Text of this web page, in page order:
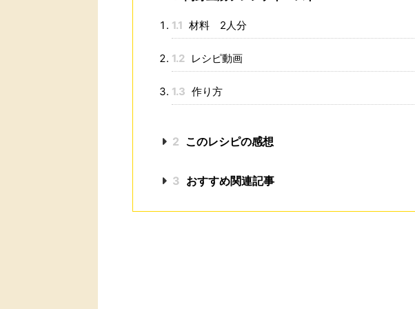
1.1 材料 2人分
1.2 レシピ動画
1.3 作り方
2 このレシピの感想
3 おすすめ関連記事